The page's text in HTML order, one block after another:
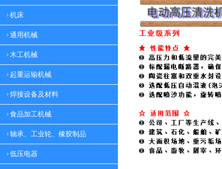
机床
通用机械
木工机械
起重运输机械
焊接设备及材料
食品加工机械
轴承、工业轮、橡胶制品
低压电器